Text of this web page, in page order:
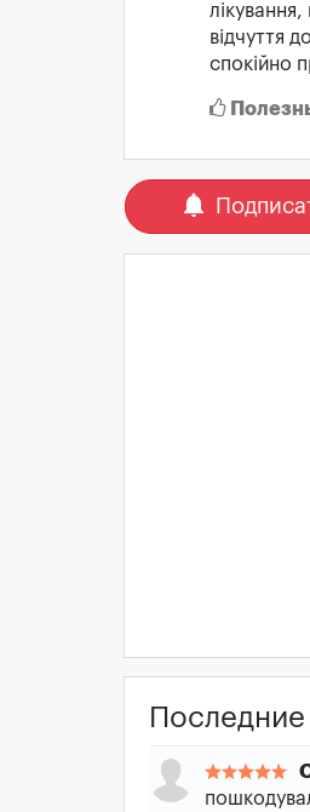
відчуття
спокійно
notifications